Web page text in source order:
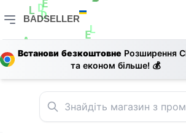
D
D
L
E
L
L
E
A
BADSELLER
BADSELLER — порівняння цін і
Встанови безкоштовне Розширення
та економ більше! 💰